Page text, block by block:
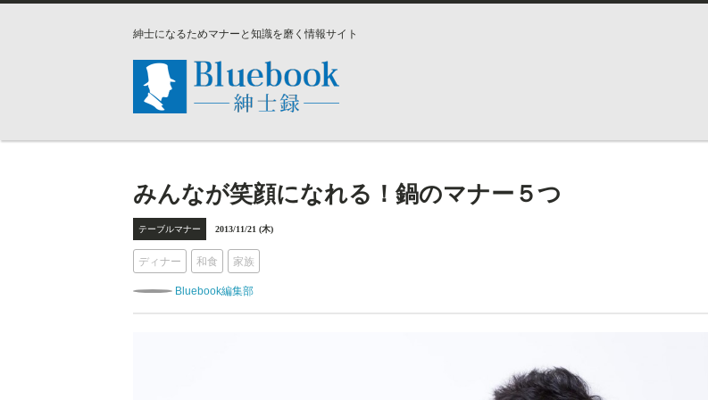
紳士になるためマナーと知識を磨く情報サイト
みんなが笑顔になれる！鍋のマナー５つ
テーブルマナー 2013/11/21 (木)
ディナー 和食 家族
Bluebook編集部